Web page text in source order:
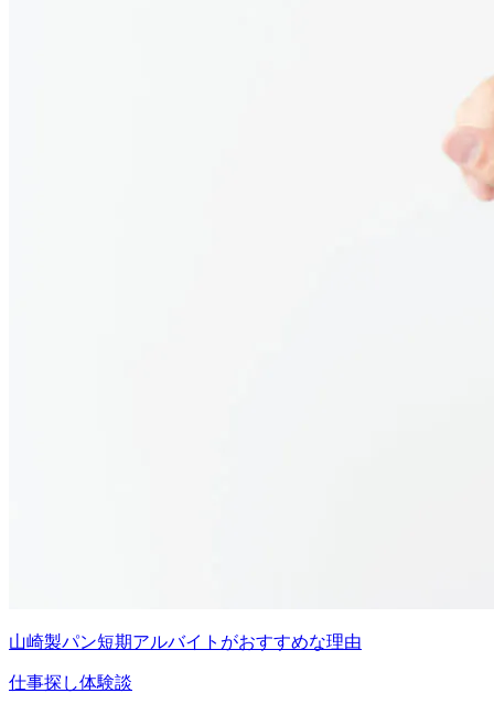
山崎製パン短期アルバイトがおすすめな理由
仕事探し体験談